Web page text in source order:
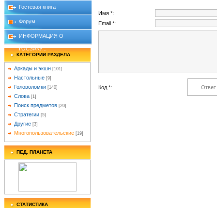
Гостевая книга
Форум
ИНФОРМАЦИЯ О
ГОСЗАКУ...
КАТЕГОРИИ РАЗДЕЛА
Аркады и экшн [101]
Настольные [9]
Головоломки [140]
Слова [1]
Поиск предметов [20]
Стратегии [5]
Другие [3]
Многопользовательские [19]
ПЕД. ПЛАНЕТА
СТАТИСТИКА
Имя *:
Email *:
Код *: